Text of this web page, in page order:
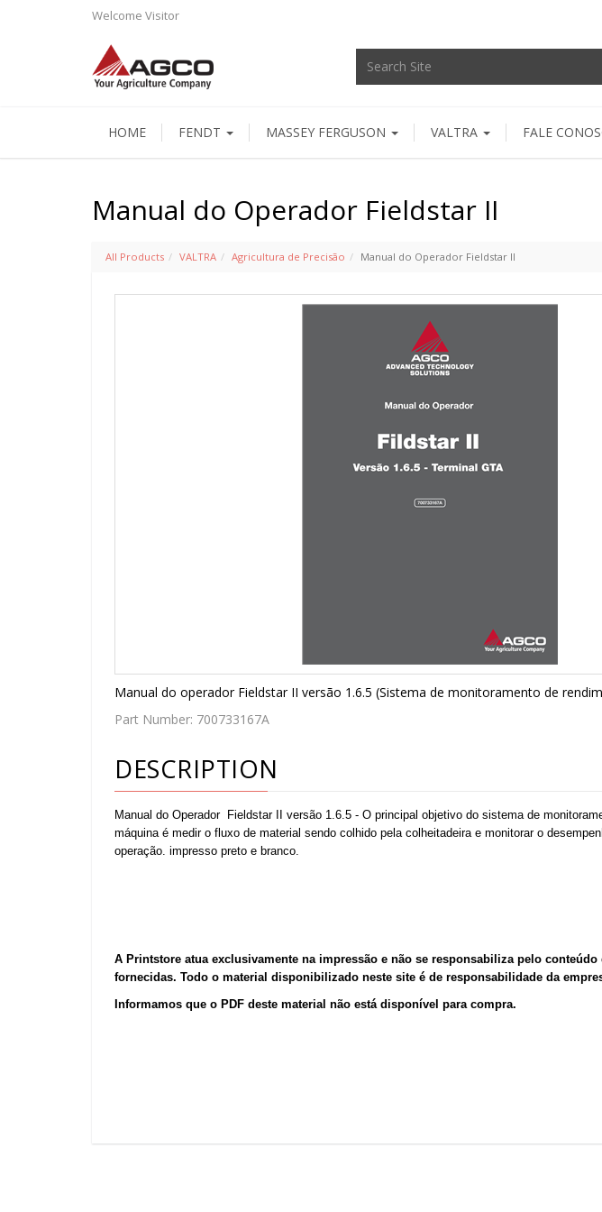
Welcome Visitor
HOME FENDT MASSEY FERGUSON VALTRA FALE
Manual do Operador Fieldstar II
All Products VALTRA Agricultura de Precisão Manual do Operador Fieldstar II
Manual do operador Fieldstar II versão 1.6.5 (Sistema de monitoramento de
Part Number: 700733167A
DESCRIPTION
Manual do Operador Fieldstar II versão 1.6.5 - O principal objetivo do sistema de
máquina é medir o fluxo de material sendo colhido pela colheitadeira e monitorar o
operação. impresso preto e branco.
A Printstore atua exclusivamente na impressão e não se responsabiliza pelo conteúdo
fornecidas. Todo o material disponibilizado neste site é de responsabilidade da
Informamos que o PDF deste material não está disponível para compra.